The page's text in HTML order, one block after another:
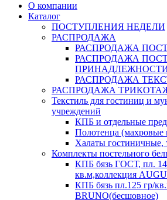
О компании
Каталог
ПОСТУПЛЕНИЯ НЕДЕЛИ
РАСПРОДАЖА
РАСПРОДАЖА
РАСПРОДАЖА
РАСПРОДАЖА
РАСПРОДАЖА
Текстиль для гостиниц и
учреждений
КПБ и отдельные
Полотенца (махровые
Халаты гостиничные,
Комплекты постельного
КПБ бязь ГОСТ, пл.
кв.м,коллекция
КПБ бязь пл.125 гр/
BRUNO(бесшовное)